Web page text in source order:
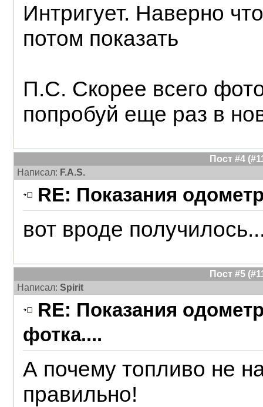
Интригует. Наверно
потом показать
П.С. Скорее всего
попробуй еще раз в
Пост #4
Написал: F.A.S.
RE: Показания
вот вроде
Пост #5
Написал: Spirit
RE: Показания
фотка....
А почему топливо не
правильно!